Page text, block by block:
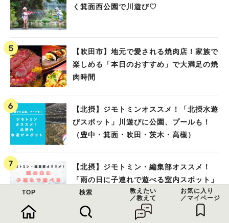
く箕面西公園で川遊び♡
【吹田市】地元で愛される焼肉店！家族で
楽しめる「本日のおすすめ」で大満足の焼
肉時間
【北摂】ジモトミンオススメ！「北摂水遊
びスポット」川遊びに公園、プールも！
（豊中・箕面・吹田・茨木・高槻）
【北摂】ジモトミン・編集部オススメ！
「雨の日に子連れで遊べる室内スポット」
まとめ（高槻・箕面・吹田・豊中・茨木・
池田）
TOP 検索
教えたい
／教えて
お気に入り
／マイページ